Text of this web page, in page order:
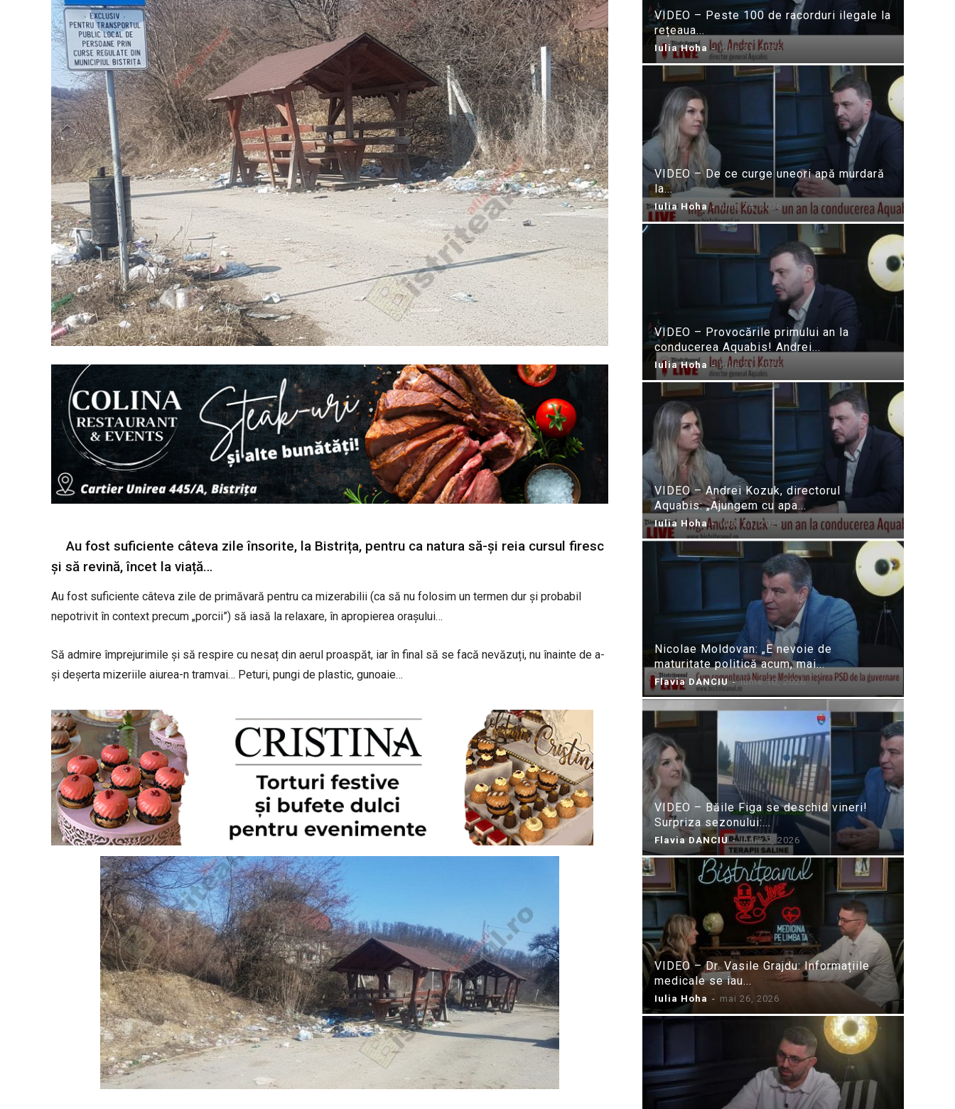
Au fost suficiente câteva zile însorite, la Bistrița, pentru ca natura să-și reia cursul firesc
și să revină, încet la viață…
Au fost suficiente câteva zile de primăvară pentru ca mizerabilii (ca să nu folosim un termen dur și probabil
nepotrivit în context precum „porcii”) să iasă la relaxare, în apropierea orașului…
Să admire împrejurimile și să respire cu nesaț din aerul proaspăt, iar în final să se facă nevăzuți, nu înainte de a-
și deșerta mizeriile aiurea-n tramvai… Peturi, pungi de plastic, gunoaie…
VIDEO – Peste 100 de racorduri ilegale la
rețeaua...
Iulia Hoha - iulie 31, 2026
VIDEO – De ce curge uneori apă murdară
la...
Iulia Hoha - iulie 24, 2026
VIDEO – Provocările primului an la
conducerea Aquabis! Andrei...
Iulia Hoha - iulie 21, 2026
VIDEO – Andrei Kozuk, directorul
Aquabis: „Ajungem cu apa...
Iulia Hoha - iulie 21, 2026
Nicolae Moldovan: „E nevoie de
maturitate politică acum, mai...
Flavia DANCIU - iunie 10, 2026
VIDEO – Băile Figa se deschid vineri!
Surpriza sezonului:...
Flavia DANCIU - iunie 9, 2026
VIDEO – Dr. Vasile Grajdu: Informațiile
medicale se iau...
Iulia Hoha - mai 26, 2026